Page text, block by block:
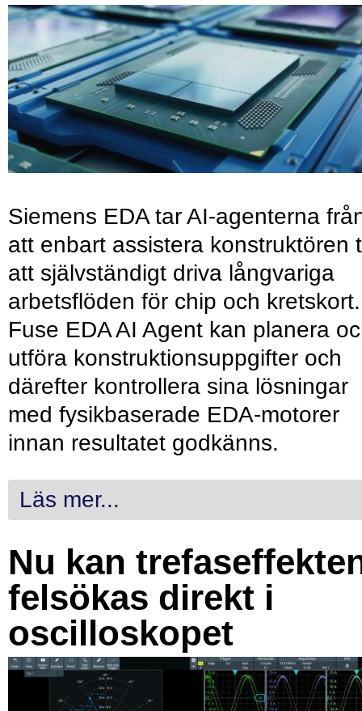
Siemens EDA tar AI-agenterna
att enbart assistera konstruktören
att självständigt driva långvariga
arbetsflöden för chip och kretskort.
Fuse EDA AI Agent kan planera
utföra konstruktionsuppgifter och
därefter kontrollera sina lösningar
med fysikbaserade EDA-motorer
innan resultatet godkänns.
Läs mer...
Nu kan
felsökas direkt i
oscilloskopet